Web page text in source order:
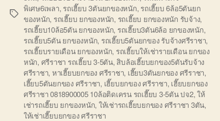
Tags
พิเศษ6เพลา, รถเฮี๊ยบ 3ตันยกของหนัก, รถเฮี๊ยบ 6ล้อ5ตันยก
ของหนัก, รถเฮี๊ยบ ยกของหนัก, รถเฮี๊ยบ ยกของหนัก รับจ้าง,
รถเฮี๊ยบ10ล้อ5ตัน ยกของหนัก, รถเฮี๊ยบ3ตัน6ล้อ ยกของหนัก,
รถเฮี๊ยบ5ตัน ยกของหนัก, รถเฮี๊ยบ5ตันยกของ รับจ้างศรีราชา,
รถเฮี๊ยบรายเดือน ยกของหนัก, รถเฮี๊ยบให้เช่ารายเดือน ยกของ
หนัก, ศรีราชา รถเฮี๊ยบ 3-5ตัน, สิบล้อเฮี๊ยบยกของ5ตันรับจ้าง
ศรีราชา, หาเฮี๊ยบยกของ ศรีราชา, เฮี๊ยบ3ตันยกของ ศรีราชา,
เฮี๊ยบ5ตันยกของ ศรีราชา, เฮี๊ยบยกของ ศรีราชา, เฮี๊ยบยกของ
ศรีราชา 0818900005 10ล้อติดเครน รถเฮี๊ยบ 3-5ตัน ปจ2,ให้
เช่ารถเฮี๊ยบ ยกของหนัก, ให้เช่ารถเฮี๊ยบยกของ ศรีราชา 3ตัน,
ให้เช่าเฮี๊ยบยกของ ศรีราชา